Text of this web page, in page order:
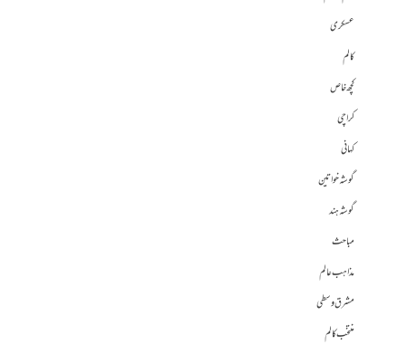
عسکری
کالم
کچھ خاص
کراچی
کہانی
گوشہ خواتین
گوشہ ہند
مباحث
مذاہب عالم
مشرق وسطی
منتخب کالم